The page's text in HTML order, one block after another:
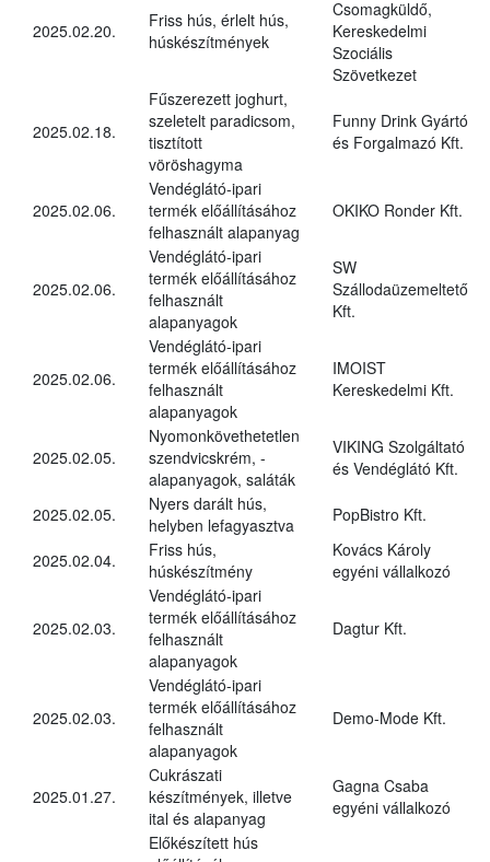
2025.02.20.
Friss hús, érlelt hús,
húskészítmények
Csomagküldő,
Kereskedelmi
Szociális
Szövetkezet
2025.02.18.
Fűszerezett joghurt,
szeletelt paradicsom,
tisztított
vöröshagyma
Funny Drink Gyártó
és Forgalmazó Kft.
2025.02.06.
Vendéglátó-ipari
termék előállításához
felhasznált alapanyag
OKIKO Ronder Kft.
2025.02.06.
Vendéglátó-ipari
termék előállításához
felhasznált
alapanyagok
SW
Szállodaüzemeltető
Kft.
2025.02.06.
Vendéglátó-ipari
termék előállításához
felhasznált
alapanyagok
IMOIST
Kereskedelmi Kft.
2025.02.05.
Nyomonkövethetetlen
szendvicskrém, -
alapanyagok, saláták
VIKING Szolgáltató
és Vendéglátó Kft.
2025.02.05.
Nyers darált hús,
helyben lefagyasztva
PopBistro Kft.
2025.02.04.
Friss hús,
húskészítmény
Kovács Károly
egyéni vállalkozó
2025.02.03.
Vendéglátó-ipari
termék előállításához
felhasznált
alapanyagok
Dagtur Kft.
2025.02.03.
Vendéglátó-ipari
termék előállításához
felhasznált
alapanyagok
Demo-Mode Kft.
2025.01.27.
Cukrászati
készítmények, illetve
ital és alapanyag
Gagna Csaba
egyéni vállalkozó
Előkészített hús